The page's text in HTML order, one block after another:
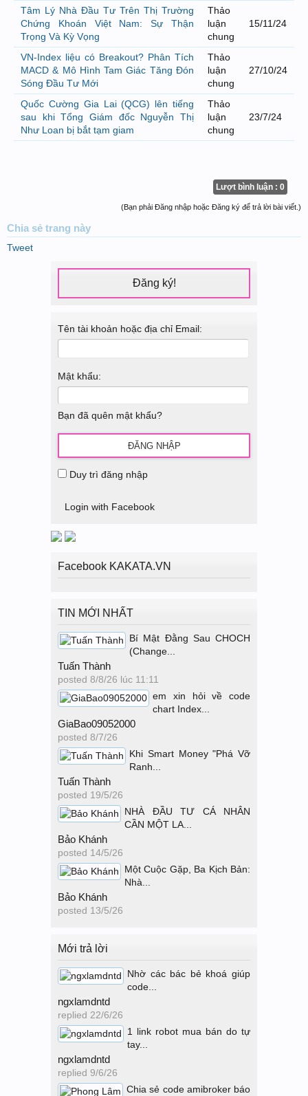
Tâm Lý Nhà Đầu Tư Trên Thị Trường
Chứng Khoán Việt Nam: Sự Thận
Trọng Và Kỳ Vọng
Thảo
luận
chung
15/11/24
VN-Index liệu có Breakout? Phân Tích
MACD & Mô Hình Tam Giác Tăng Đón
Sóng Đầu Tư Mới
Thảo
luận
chung
27/10/24
Quốc Cường Gia Lai (QCG) lên tiếng
sau khi Tổng Giám đốc Nguyễn Thị
Như Loan bị bắt tạm giam
Thảo
luận
chung
23/7/24
Lượt bình luận : 0
(Bạn phải Đăng nhập hoặc Đăng ký để trả lời bài viết.)
Chia sẻ trang này
Tweet
Đăng ký!
Tên tài khoản hoặc địa chỉ Email:
Mật khẩu:
Bạn đã quên mật khẩu?
Duy trì đăng nhập
Login with Facebook
Facebook KAKATA.VN
TIN MỚI NHẤT
Bí Mật Đằng Sau CHOCH
(Change...
Tuấn Thành
posted 8/8/26 lúc 11:11
em xin hỏi về code
chart Index...
GiaBao09052000
posted 8/7/26
Khi Smart Money "Phá Vỡ
Ranh...
Tuấn Thành
posted 19/5/26
NHÀ ĐẦU TƯ CÁ NHÂN
CẦN MỘT LA...
Bảo Khánh
posted 14/5/26
Một Cuộc Gặp, Ba Kịch Bản:
Nhà...
Bảo Khánh
posted 13/5/26
Mới trả lời
Nhờ các bác bẻ khoá giúp
code...
ngxlamdntd
replied 22/6/26
1 link robot mua bán do tự
tay...
ngxlamdntd
replied 9/6/26
Chia sẻ code amibroker báo